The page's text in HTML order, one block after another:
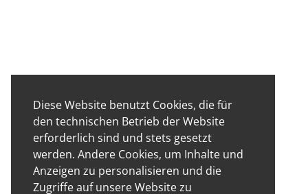
Diese Website benutzt Cookies, die für
den technischen Betrieb der Website
erforderlich sind und stets gesetzt
werden. Andere Cookies, um Inhalte und
Anzeigen zu personalisieren und die
Zugriffe auf unsere Website zu